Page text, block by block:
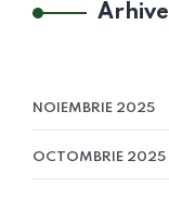
Arhive
NOIEMBRIE 2025
OCTOMBRIE 2025